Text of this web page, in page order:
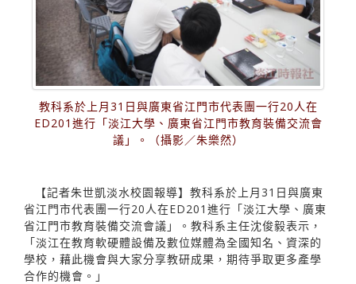
教科系於上月31日與廣東省江門市代表團一行20人在
ED201進行「淡江大學、廣東省江門市教育裝備交流會
議」。（攝影／朱樂然）
【記者朱世凱淡水校園報導】教科系於上月31日與廣東
省江門市代表團一行20人在ED201進行「淡江大學、廣東
省江門市教育裝備交流會議」。教科系主任沈俊毅表示，
「淡江在教育軟硬體設備及數位媒體為全國知名、資深的
學校，藉此機會與大家分享教研成果，期待爭取更多產學
合作的機會。」